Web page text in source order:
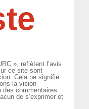
», reflètent l’avis
ce site sont
Cela ne signifie
la vision
des commentaires
de s’exprimer et